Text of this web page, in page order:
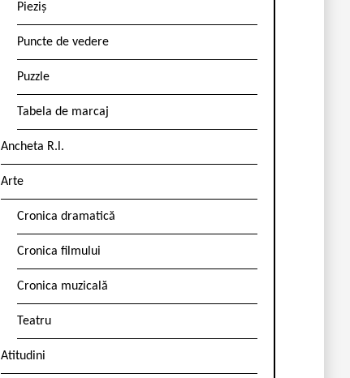
Pieziș
Puncte de vedere
Puzzle
Tabela de marcaj
Ancheta R.l.
Arte
Cronica dramatică
Cronica filmului
Cronica muzicală
Teatru
Atitudini